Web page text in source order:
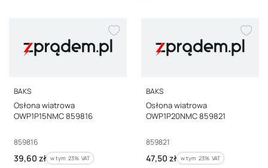
PRODUCENT
BAKS
Osłona wiatrowa
OWP1P15NMC 859816
Kod producenta
859816
Cena brutto
39,60 zł w tym %s VAT
w tym 23% VAT
PRODUCENT
BAKS
Osłona wiatrowa
OWP1P20NMC 859821
Kod producenta
859821
Cena brutto
47,50 zł w tym %s VAT
w tym 23% VAT